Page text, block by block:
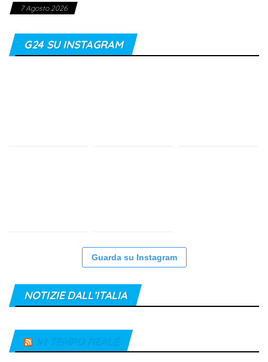
7 Agosto 2026
G24 SU INSTAGRAM
Guarda su Instagram
NOTIZIE DALL’ITALIA
IN TEMPO REALE